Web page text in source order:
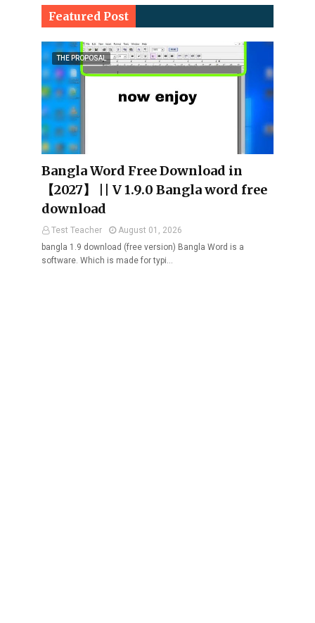
Featured Post
THE PROPOSAL
Bangla Word Free Download in
【2027】 || V 1.9.0 Bangla word free
download
Test Teacher
August 01, 2026
bangla 1.9 download (free version) Bangla Word is a
software. Which is made for typi…